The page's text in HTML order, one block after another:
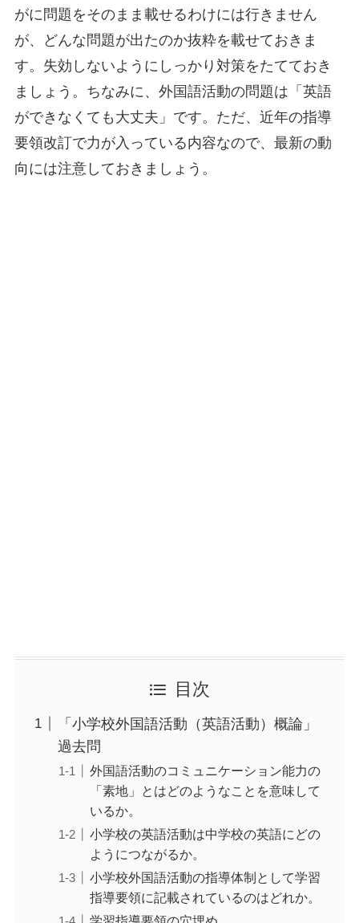
がに問題をそのまま載せるわけには行きません
が、どんな問題が出たのか抜粋を載せておきま
す。失効しないようにしっかり対策をたてておき
ましょう。ちなみに、外国語活動の問題は「英語
ができなくても大丈夫」です。ただ、近年の指導
要領改訂で力が入っている内容なので、最新の動
向には注意しておきましょう。
目次
「小学校外国語活動（英語活動）概論」
過去問
外国語活動のコミュニケーション能力の
「素地」とはどのようなことを意味して
いるか。
小学校の英語活動は中学校の英語にどの
ようにつながるか。
小学校外国語活動の指導体制として学習
指導要領に記載されているのはどれか。